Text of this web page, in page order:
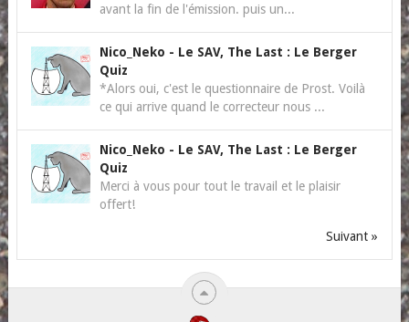
avant la fin de l'émission. puis un...
Nico_Neko - Le SAV, The Last : Le Berger
Quiz
*Alors oui, c'est le questionnaire de Prost. Voilà
ce qui arrive quand le correcteur nous ...
Nico_Neko - Le SAV, The Last : Le Berger
Quiz
Merci à vous pour tout le travail et le plaisir
offert!
Suivant »